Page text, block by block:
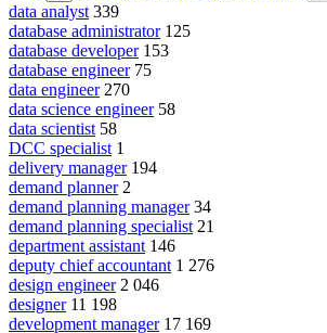
data analyst 339
database administrator 125
database developer 153
database engineer 75
data engineer 270
data science engineer 58
data scientist 58
DCC specialist 1
delivery manager 194
demand planner 2
demand planning manager 34
demand planning specialist 21
department assistant 146
deputy chief accountant 1 276
design engineer 2 046
designer 11 198
development manager 17 169